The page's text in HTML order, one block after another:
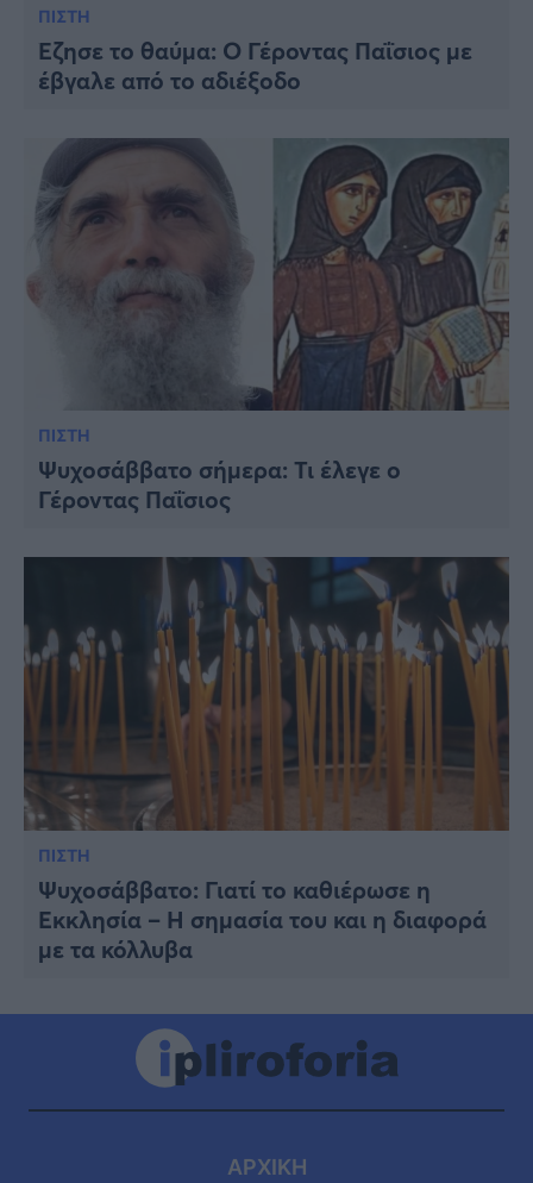
ΠΙΣΤΗ
Έζησε το θαύμα: Ο Γέροντας Παΐσιος με
έβγαλε από το αδιέξοδο
ΠΙΣΤΗ
Ψυχοσάββατο σήμερα: Τι έλεγε ο
Γέροντας Παΐσιος
ΠΙΣΤΗ
Ψυχοσάββατο: Γιατί το καθιέρωσε η
Εκκλησία – Η σημασία του και η διαφορά
με τα κόλλυβα
ΑΡΧΙΚΗ